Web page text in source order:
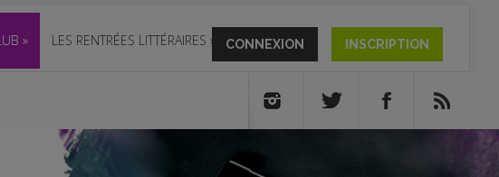
» LES RENTRÉES LITTÉRAIRES » CONNEXION INSCRIPTION